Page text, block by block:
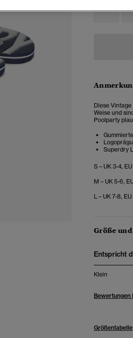
3-4
Diese
Weise und
Poolparty
Superdry
S – UK 3-4,
M – UK 5-6,
L – UK 7-8,
Größe
Entspricht
Klein
Bewertungen
Größentabelle